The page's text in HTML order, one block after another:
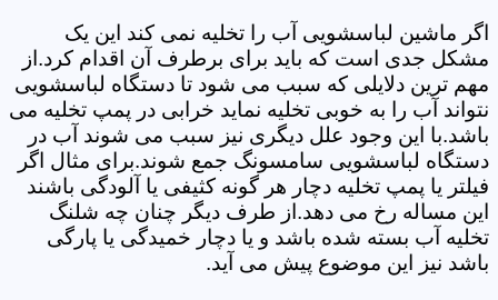
اگر ماشین لباسشویی آب را تخلیه نمی کند این یک
مشکل جدی است که باید برای برطرف آن اقدام کرد.از
مهم ترین دلایلی که سبب می شود تا دستگاه لباسشویی
نتواند آب را به خوبی تخلیه نماید خرابی در پمپ تخلیه می
باشد.با این وجود علل دیگری نیز سبب می شوند آب در
دستگاه لباسشویی سامسونگ جمع شوند.برای مثال اگر
فیلتر یا پمپ تخلیه دچار هر گونه کثیفی یا آلودگی باشند
این مساله رخ می دهد.از طرف دیگر چنان چه شلنگ
تخلیه آب بسته شده باشد و یا دچار خمیدگی یا پارگی
باشد نیز این موضوع پیش می آید.